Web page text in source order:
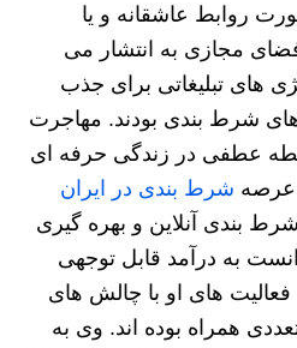
روابط عاشقانه و یا
مجازی به انتشار می
های تبلیغاتی برای جذب
شرط بندی بودند. مهاجرت
عطفی در زندگی حرفه ای
عرصه شرط بندی در ایران
بندی آنلاین و بهره گیری
به درآمد قابل توجهی
فعالیت های او با چالش های
همراه بوده اند. وی به